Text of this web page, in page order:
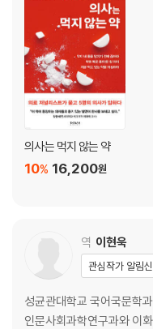
컨디션이 안 좋을 때는 약을
3장 │ 약을 줄일수록 살아난다
의사는 약만 처방해주는 사람
약은 늘리기는 쉬워도 줄이기
최종 목표는 약을 먹지 않는 것
중복되기 쉬운 약부터 줄여나
사실은 먹지 않는 약이 절반입
나의 건강을 의사가 책임질 수
똑똑한 환자가 되어야 합니다
약도 얼마든지 해로울 수 있습
4장 │ ‘기준치’가 수명을 단
의사는 먹지 않는 약
16,200원
10%
역 이현욱
관심작가 알림
성균관대학교 국어국문학
인문사회과학연구과와 이